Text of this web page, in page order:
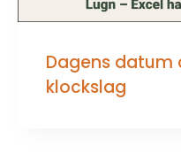
Dagens datum
klockslag